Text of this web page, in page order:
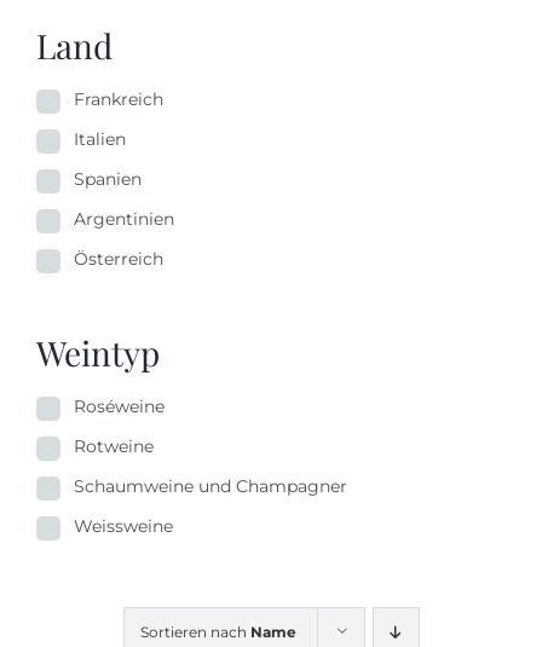
Sortieren nach Name
Land
Frankreich
Italien
Spanien
Argentinien
Österreich
Weintyp
Roséweine
Rotweine
Schaumweine und Champagner
Weissweine